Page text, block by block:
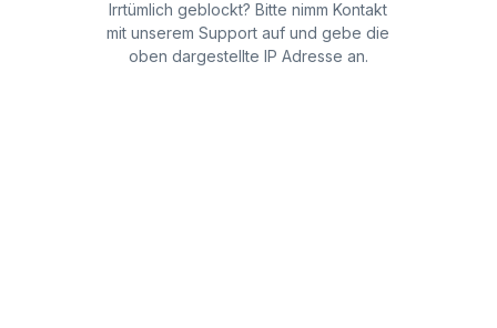
Irrtümlich geblockt? Bitte nimm Kontakt
mit unserem Support auf und gebe die
oben dargestellte IP Adresse an.